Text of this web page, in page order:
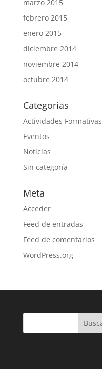
marzo 2015
febrero 2015
enero 2015
diciembre 2014
noviembre 2014
octubre 2014
Categorías
Actividades Formativas
Eventos
Noticias
Sin categoría
Meta
Acceder
Feed de entradas
Feed de comentarios
WordPress.org